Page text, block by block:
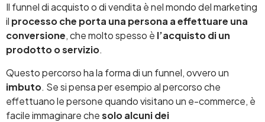
Il funnel di acquisto o di vendita è nel mondo del marketing
il processo che porta una persona a effettuare una
conversione, che molto spesso è l’acquisto di un
prodotto o servizio.
Questo percorso ha la forma di un funnel, ovvero un
imbuto. Se si pensa per esempio al percorso che
effettuano le persone quando visitano un e-commerce, è
facile immaginare chesolo alcuni dei